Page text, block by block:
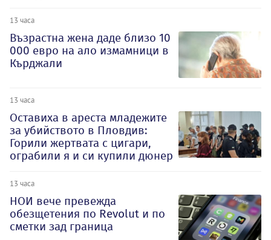
13 часа
Възрастна жена даде близо 10
000 евро на ало измамници в
Кърджали
13 часа
Оставиха в ареста младежите
за убийството в Пловдив:
Горили жертвата с цигари,
ограбили я и си купили дюнер
13 часа
НОИ вече превежда
обезщетения по Revolut и по
сметки зад граница